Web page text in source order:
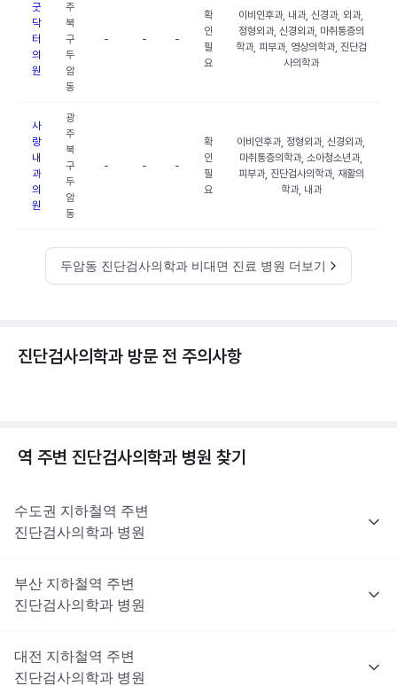
굿
닥
터
의
원
주
북
구
두
암
동
- - -
확
인
필
요
이비인후과, 내과, 신경과, 외과,
정형외과, 신경외과, 마취통증의
학과, 피부과, 영상의학과, 진단검
사의학과
사
랑
내
과
의
원
광
주
북
구
두
암
동
- - -
확
인
필
요
이비인후과, 정형외과, 신경외과,
마취통증의학과, 소아청소년과,
피부과, 진단검사의학과, 재활의
학과, 내과
두암동 진단검사의학과 비대면 진료 병원 더보기
진단검사의학과 방문 전 주의사항
역 주변 진단검사의학과 병원 찾기
수도권 지하철역 주변
진단검사의학과 병원
부산 지하철역 주변
진단검사의학과 병원
대전 지하철역 주변
진단검사의학과 병원